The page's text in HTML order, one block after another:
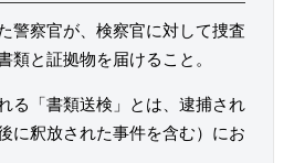
警察官が、検察官に対して捜査
類と証拠物を届けること。
る「書類送検」とは、逮捕され
に釈放された事件を含む）にお